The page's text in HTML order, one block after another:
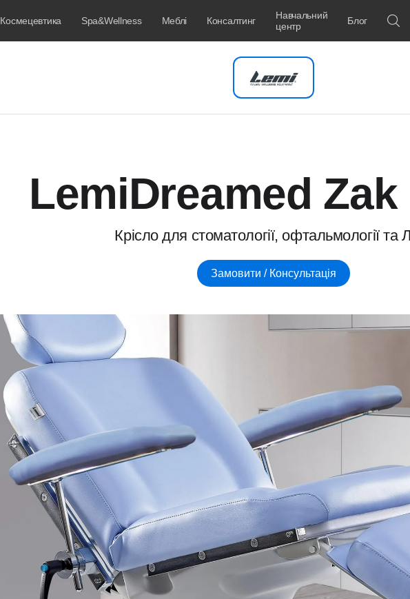
Космецевтика Spa&Wellness Меблі Консалтинг
Навчальний
центр
Блог
LemiDreamed Zak
Крісло для стоматології, офтальмології та
Замовити / Консультація